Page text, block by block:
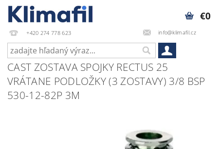
+420 274 778 623 info@klimafil.cz
€0
CAST ZOSTAVA SPOJKY RECTUS 25
VRÁTANE PODLOŽKY (3 ZOSTAVY) 3/8 BSP
530-12-82P 3M